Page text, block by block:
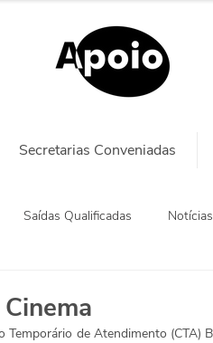
Secretarias Conveniadas
Saídas Qualificadas Notícias
Temporário de Atendimento (CTA)